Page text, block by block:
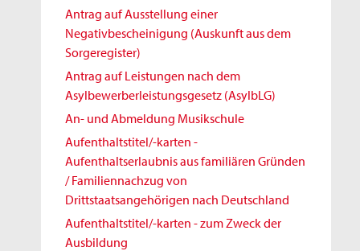
Antrag auf Ausstellung einer
Negativbescheinigung (Auskunft aus dem
Sorgeregister)
Antrag auf Leistungen nach dem
Asylbewerberleistungsgesetz (AsylbLG)
An- und Abmeldung Musikschule
Aufenthaltstitel/-karten -
Aufenthaltserlaubnis aus familiären Gründen
/ Familiennachzug von
Drittstaatsangehörigen nach Deutschland
Aufenthaltstitel/-karten - zum Zweck der
Ausbildung